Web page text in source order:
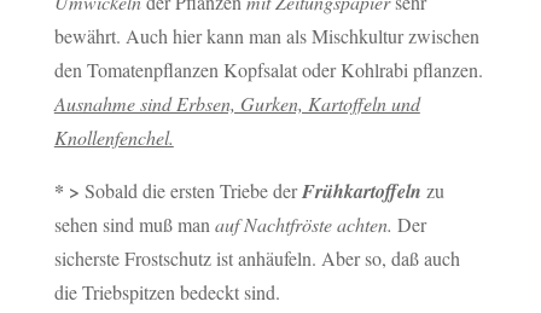
bewährt. Auch hier kann man als Mischkultur zwischen
den Tomatenpflanzen Kopfsalat oder Kohlrabi pflanzen.
Ausnahme sind Erbsen, Gurken, Kartoffeln und
Knollenfenchel.
* > Sobald die ersten Triebe derFrühkartoffeln zu
sehen sind muß man auf Nachtfröste achten. Der
sicherste Frostschutz ist anhäufeln. Aber so, daß auch
die Triebspitzen bedeckt sind.